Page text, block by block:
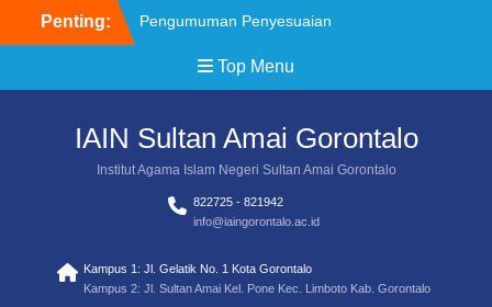
Penting:
Pengumuman Penyesuaian
Brosur Pendaftaran
Mahasiswa Baru IAIN
Pemenag Sayembara Lagu
SMART
Pemenang Sayembara
Logo Transformasi UIN
Juknis Sayembara Mars
Pendaftaran Siswa SPAN
Top Menu
IAIN Sultan Amai Gorontalo
Institut Agama Islam Negeri Sultan Amai Gorontalo
822725 - 821942
info@iaingorontalo.ac.id
Kampus 1: Jl. Gelatik No. 1 Kota Gorontalo
Kampus 2: Jl. Sultan Amai Kel. Pone Kec. Limboto Kab. Gorontalo